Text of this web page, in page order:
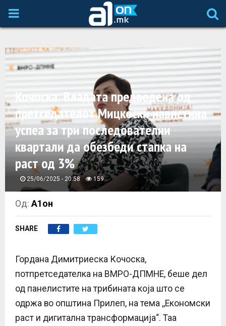
P
I
M
A
R
M
E
N
U
Кочоска: Владата предводена од
претседателот Мицкоски навистина
успеа за три последователни
квартали да обезбеди стапка на
раст од 3%
25/06/2025 - 20:58 159
Од:А1он
SHARE
Гордана Димитриеска Кочоска,
потпретседателка на ВМРО-ДПМНЕ, беше дел
од панелистите на трибината која што се
одржа во општина Прилеп, на тема ,,Економски
раст и дигитална трансформација“. Таа